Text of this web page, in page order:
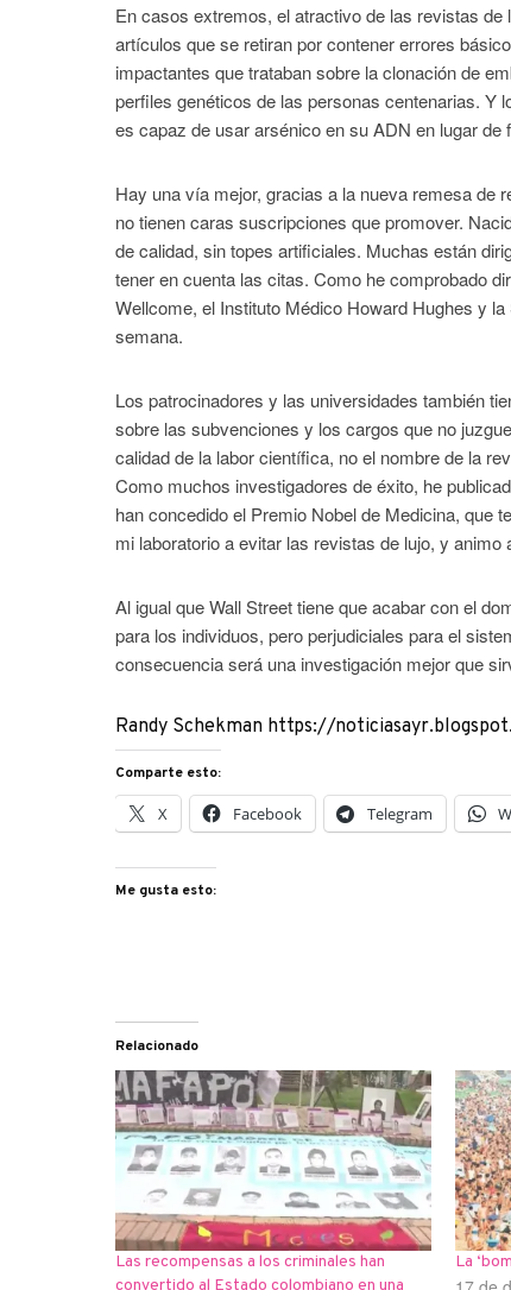
En casos extremos, el atractivo de las revistas
artículos que se retiran por contener errores
impactantes que trataban sobre la clonación de
perfiles genéticos de las personas centenarias. Y
es capaz de usar arsénico en su ADN en lugar
Hay una vía mejor, gracias a la nueva remesa de
no tienen caras suscripciones que promover.
de calidad, sin topes artificiales. Muchas están
tener en cuenta las citas. Como he comprobado
Wellcome, el Instituto Médico Howard Hughes y
semana.
Los patrocinadores y las universidades también
sobre las subvenciones y los cargos que no
calidad de la labor científica, no el nombre de la
Como muchos investigadores de éxito, he
han concedido el Premio Nobel de Medicina, que
mi laboratorio a evitar las revistas de lujo, y
Al igual que Wall Street tiene que acabar con el
para los individuos, pero perjudiciales para el
consecuencia será una investigación mejor que
Randy Schekman https://
Comparte esto:
X Facebook Telegram
Me gusta esto:
Relacionado
Las recompensas a los criminales han
convertido al Estado colombiano en una
La